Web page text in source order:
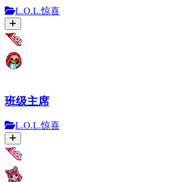
L.O.L.惊喜
班级主席
L.O.L.惊喜